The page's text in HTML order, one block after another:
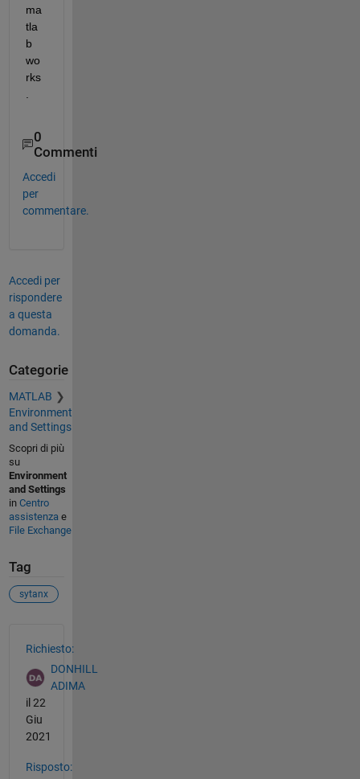
ma
tla
b
wo
rks
0
Commenti
Accedi
per
commentare.
Accedi per
rispondere
a questa
domanda.
Categorie
MATLAB
Environment
and Settings
Scopri di più
su
Environment
and Settings
in Centro
assistenza e
File Exchange
Tag
sytanx
Richiesto:
DONHILL
ADIMA
il 22
Giu
2021
Risposto: